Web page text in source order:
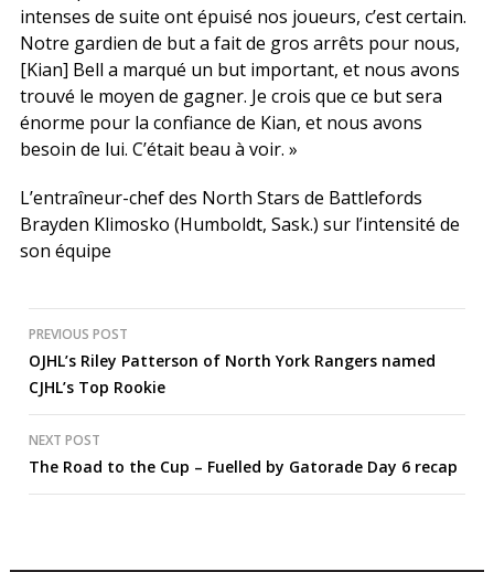
intenses de suite ont épuisé nos joueurs, c’est certain.
Notre gardien de but a fait de gros arrêts pour nous,
[Kian] Bell a marqué un but important, et nous avons
trouvé le moyen de gagner. Je crois que ce but sera
énorme pour la confiance de Kian, et nous avons
besoin de lui. C’était beau à voir. »
L’entraîneur-chef des North Stars de Battlefords
Brayden Klimosko (Humboldt, Sask.) sur l’intensité de
son équipe
Post
navigation
PREVIOUS POST
OJHL’s Riley Patterson of North York Rangers named
CJHL’s Top Rookie
NEXT POST
The Road to the Cup – Fuelled by Gatorade Day 6 recap